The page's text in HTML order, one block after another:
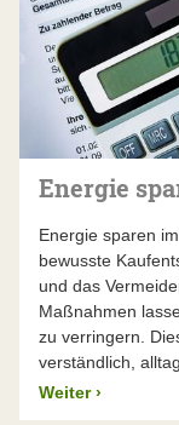
Energie
Energie sparen
bewusste
und das
Maßnahmen
zu verringern.
verständlich,
Weiter ›